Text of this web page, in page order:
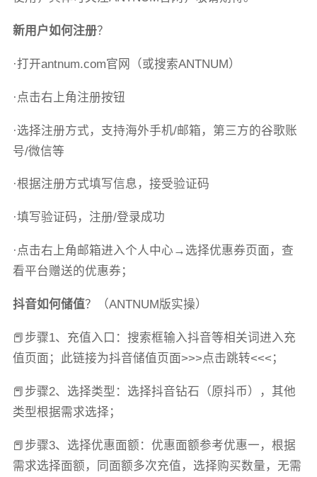
新用户如何注册？
·打开antnum.com官网（或搜索ANTNUM）
·点击右上角注册按钮
·选择注册方式，支持海外手机/邮箱，第三方的谷歌账
号/微信等
·根据注册方式填写信息，接受验证码
·填写验证码，注册/登录成功
·点击右上角邮箱进入个人中心→选择优惠券页面，查
看平台赠送的优惠券；
抖音如何储值？（ANTNUM版实操）
📕步骤1、充值入口：搜索框输入抖音等相关词进入充
值页面；此链接为抖音储值页面>>>点击跳转<<<；
📕步骤2、选择类型：选择抖音钻石（原抖币），其他
类型根据需求选择；
📕步骤3、选择优惠面额：优惠面额参考优惠一，根据
需求选择面额，同面额多次充值，选择购买数量，无需